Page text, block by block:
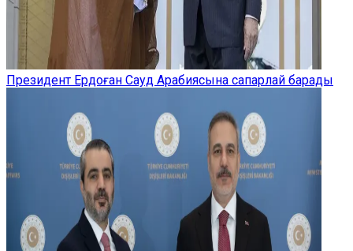
Президент Ердоған Сауд Арабиясына сапарлай барады